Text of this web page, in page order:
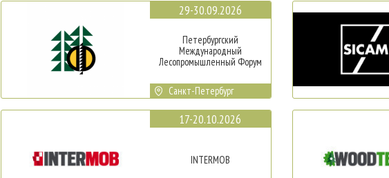
29-30.09.2026
Петербургский
Международный
Лесопромышленный Форум
Санкт-Петербург
17-20.10.2026
INTERMOB